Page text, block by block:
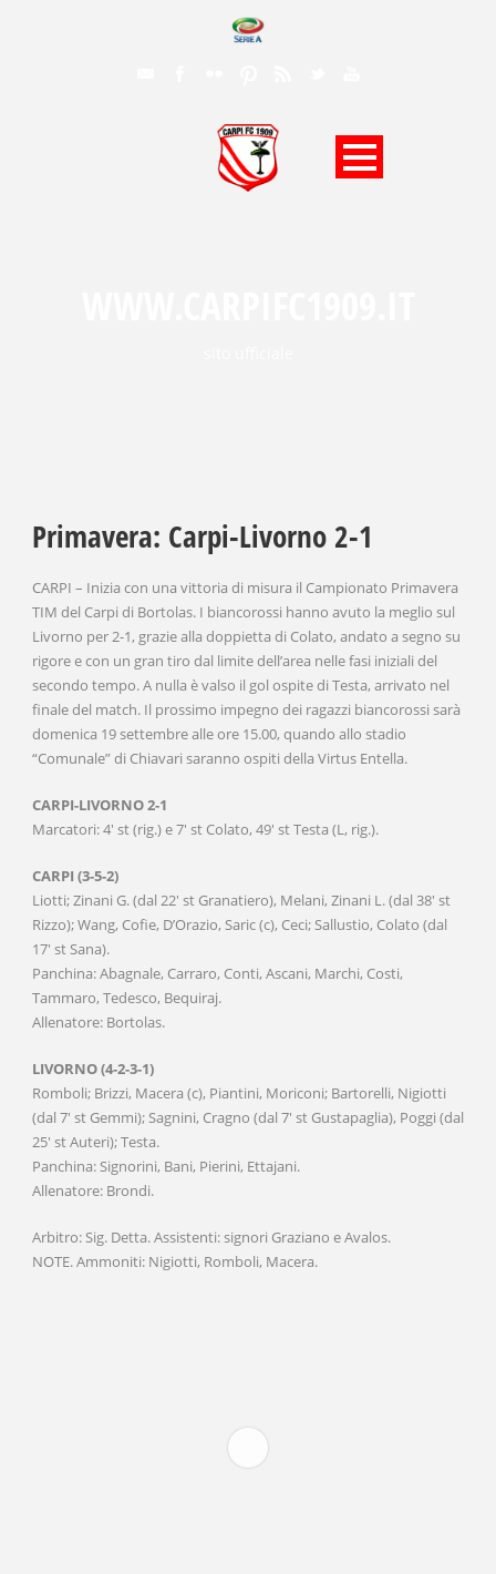
Primavera: Carpi-Livorno 2-1
CARPI – Inizia con una vittoria di misura il Campionato Primavera
TIM del Carpi di Bortolas. I biancorossi hanno avuto la meglio sul
Livorno per 2-1, grazie alla doppietta di Colato, andato a segno su
rigore e con un gran tiro dal limite dell’area nelle fasi iniziali del
secondo tempo. A nulla è valso il gol ospite di Testa, arrivato nel
finale del match. Il prossimo impegno dei ragazzi biancorossi sarà
domenica 19 settembre alle ore 15.00, quando allo stadio
“Comunale” di Chiavari saranno ospiti della Virtus Entella.
CARPI-LIVORNO 2-1
Marcatori: 4′ st (rig.) e 7′ st Colato, 49′ st Testa (L, rig.).
CARPI (3-5-2)
Liotti; Zinani G. (dal 22′ st Granatiero), Melani, Zinani L. (dal 38′ st
Rizzo); Wang, Cofie, D’Orazio, Saric (c), Ceci; Sallustio, Colato (dal
17′ st Sana).
Panchina: Abagnale, Carraro, Conti, Ascani, Marchi, Costi,
Tammaro, Tedesco, Bequiraj.
Allenatore: Bortolas.
LIVORNO (4-2-3-1)
Romboli; Brizzi, Macera (c), Piantini, Moriconi; Bartorelli, Nigiotti
(dal 7′ st Gemmi); Sagnini, Cragno (dal 7′ st Gustapaglia), Poggi (dal
25′ st Auteri); Testa.
Panchina: Signorini, Bani, Pierini, Ettajani.
Allenatore: Brondi.
Arbitro: Sig. Detta. Assistenti: signori Graziano e Avalos.
NOTE. Ammoniti: Nigiotti, Romboli, Macera.